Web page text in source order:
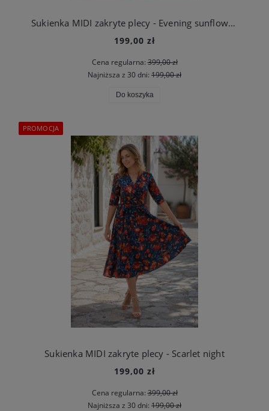
Sukienka MIDI zakryte plecy - Evening sunflowers
199,00 zł
Cena regularna:399,00 zł
Najniższa z 30 dni: 199,00 zł
Do koszyka
Sukienka MIDI zakryte plecy - Scarlet night
199,00 zł
Cena regularna:399,00 zł
Najniższa z 30 dni: 199,00 zł
PROMOCJA